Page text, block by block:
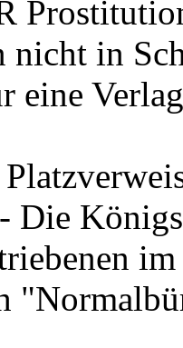
nicht in
eine
Die